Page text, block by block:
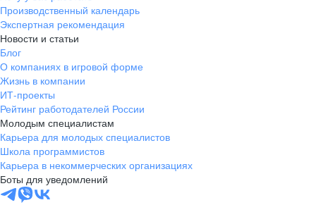
Производственный календарь
Экспертная рекомендация
Новости и статьи
Блог
О компаниях в игровой форме
Жизнь в компании
ИТ-проекты
Рейтинг работодателей России
Молодым специалистам
Карьера для молодых специалистов
Школа программистов
Карьера в некоммерческих организациях
Боты для уведомлений